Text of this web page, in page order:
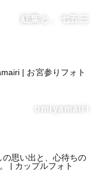
けで、また更に幸
があることを写
メラマンとして
🕊
紅葉と、七五三
omiyamairi